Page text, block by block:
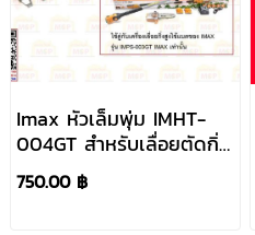
Imax หัวเล็มพุ่ม IMHT-
004GT สำหรับเลื่อยตัดกิ่ง
สูงไร้สาย IMPS-003GT
750.00 ฿